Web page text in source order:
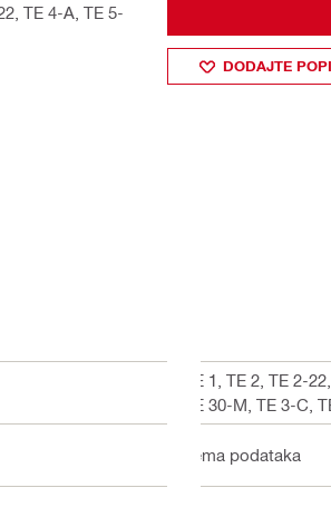
TE 4-A, TE 5-
DODAJTE
TE 1, TE 2, TE 2-
TE 30-M, TE 3-C,
nema podataka